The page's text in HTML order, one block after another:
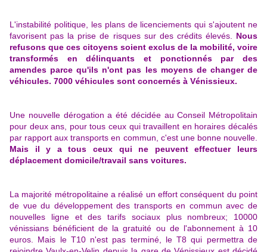
L'instabilité politique, les plans de licenciements qui s'ajoutent ne
favorisent pas la prise de risques sur des crédits élevés. Nous
refusons que ces citoyens soient exclus de la mobilité, voire
transformés en délinquants et ponctionnés par des
amendes parce qu'ils n'ont pas les moyens de changer de
véhicules. 7000 véhicules sont concernés à Vénissieux.
Une nouvelle dérogation a été décidée au Conseil Métropolitain
pour deux ans, pour tous ceux qui travaillent en horaires décalés
par rapport aux transports en commun, c'est une bonne nouvelle.
Mais il y a tous ceux qui ne peuvent effectuer leurs
déplacement domicile/travail sans voitures.
La majorité métropolitaine a réalisé un effort conséquent du point
de vue du développement des transports en commun avec de
nouvelles ligne et des tarifs sociaux plus nombreux; 10000
vénissians bénéficient de la gratuité ou de l'abonnement à 10
euros. Mais le T10 n'est pas terminé, le T8 qui permettra de